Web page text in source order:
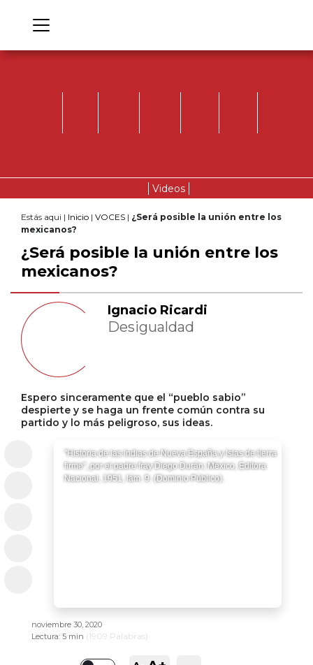
Videos
Estás aqui | Inicio | VOCES | ¿Será posible la unión entre los
mexicanos?
¿Será posible la unión entre los
mexicanos?
Ignacio Ricardi
Desigualdad
Espero sinceramente que el “pueblo sabio”
despierte y se haga un frente común contra su
partido y lo más peligroso, sus ideas.
"Historia de las Indias de Nueva España y Islas de tierra
firme", por el padre fray Diego Durán; México, Editora
Nacional, 1951, lám. 9. (Dominio Público).
noviembre 30, 2020
Lectura: 5 min ( 1909 Palabras)